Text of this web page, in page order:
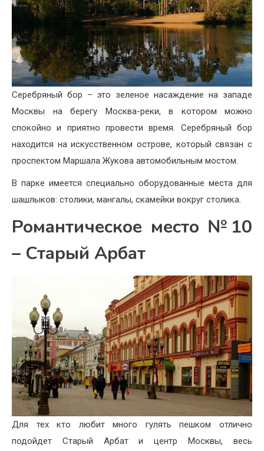
Серебряный бор – это зеленое насаждение на западе
Москвы на берегу Москва-реки, в котором можно
спокойно и приятно провести время. Серебряный бор
находится на искусственном острове, который связан с
проспектом Маршала Жукова автомобильным мостом.
В парке имеется специально оборудованные места для
шашлыков: столики, мангалы, скамейки вокруг столика.
Романтическое место №10
– Старый Арбат
Для тех кто любит много гулять пешком отлично
подойдет Старый Арбат и центр Москвы, весь